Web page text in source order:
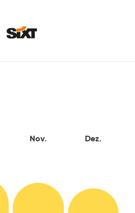
Nov. Dez.